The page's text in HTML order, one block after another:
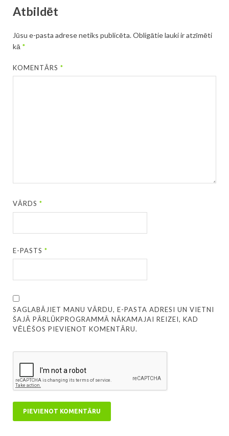
Atbildēt
Jūsu e-pasta adrese netiks publicēta.Obligātie lauki ir atzīmēti
kā *
KOMENTĀRS*
VĀRDS*
E-PASTS*
SAGLABĀJIET MANU VĀRDU, E-PASTA ADRESI UN VIETNI
ŠAJĀ PĀRLŪKPROGRAMMĀ NĀKAMAJAI REIZEI, KAD
VĒLĒŠOS PIEVIENOT KOMENTĀRU.